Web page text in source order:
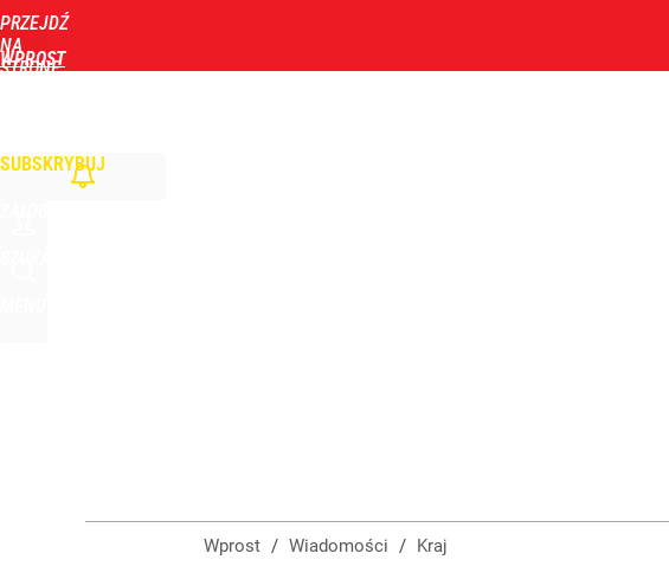
PRZEJDŹ
NA
STRONĘ
WPROST
SUBSKRYBUJ
Wprost / Wiadomości / Kraj